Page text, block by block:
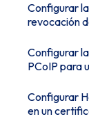
Configurar
revocación
Configurar
PCoIP para
Configurar
en un